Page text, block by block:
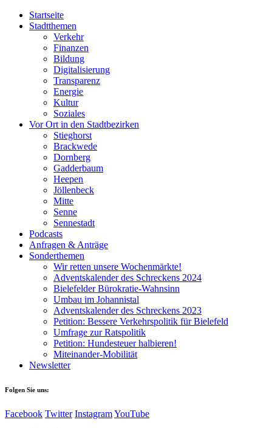
Startseite
Stadtthemen
Verkehr
Finanzen
Bildung
Digitalisierung
Transparenz
Energie
Kultur
Soziales
Vor Ort in den Stadtbezirken
Stieghorst
Brackwede
Dornberg
Gadderbaum
Heepen
Jöllenbeck
Mitte
Senne
Sennestadt
Podcasts
Anfragen & Anträge
Sonderthemen
Wir retten unsere Wochenmärkte!
Adventskalender des Schreckens 2024
Bielefelder Bürokratie-Wahnsinn
Umbau im Johannistal
Adventskalender des Schreckens 2023
Petition: Bessere Verkehrspolitik für Bielefeld​​
Umfrage zur Ratspolitik
Petition: Hundesteuer halbieren!
Miteinander-Mobilität
Newsletter
Folgen Sie uns:
Facebook Twitter InstagramYouTube